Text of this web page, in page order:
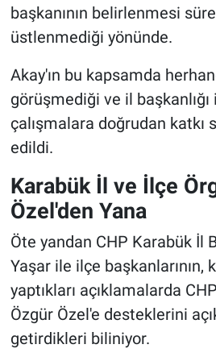
başkanının belirlenmesi
üstlenmediği yönünde.
Akay'ın bu kapsamda
görüşmediği ve il
çalışmalara doğrudan katkı
edildi.
Karabük İl ve İlçe
Özel'den Yana
Öte yandan CHP Karabük İl
Yaşar ile ilçe başkanlarının,
yaptıkları açıklamalarda
Özgür Özel'e desteklerini
getirdikleri biliniyor.